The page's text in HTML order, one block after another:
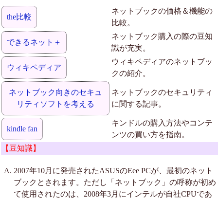
the比較
ネットブックの価格＆機能の
比較。
できるネット＋
ネットブック購入の際の豆知
識が充実。
ウィキペディア
ウィキペディアのネットブッ
クの紹介。
ネットブック向きのセキュ
リティソフトを考える
ネットブックのセキュリティ
に関する記事。
kindle fan
キンドルの購入方法やコンテ
ンツの買い方を指南。
【豆知識】
2007年10月に発売されたASUSのEee PCが、最初のネット
ブックとされます。ただし「ネットブック」の呼称が初め
て使用されたのは、2008年3月にインテルが自社CPUであ